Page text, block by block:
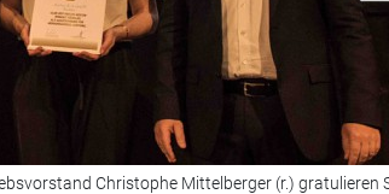
Christophe Mittelberger (r.) gratulieren